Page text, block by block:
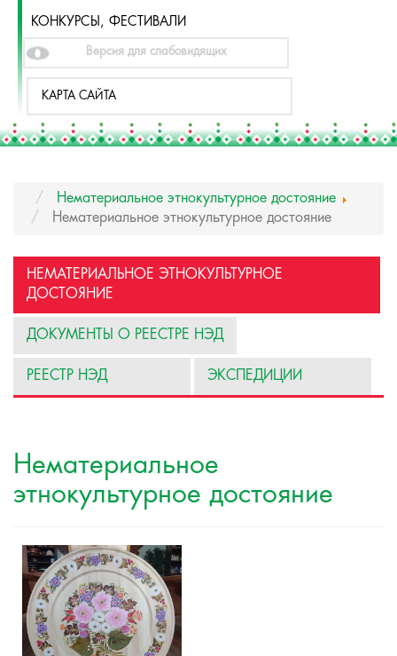
КОНКУРСЫ, ФЕСТИВАЛИ
Версия для слабовидящих
КАРТА САЙТА
Нематериальное этнокультурное достояние
Нематериальное этнокультурное достояние
НЕМАТЕРИАЛЬНОЕ ЭТНОКУЛЬТУРНОЕ
ДОСТОЯНИЕ
ДОКУМЕНТЫ О РЕЕСТРЕ НЭД
РЕЕСТР НЭД ЭКСПЕДИЦИИ
Нематериальное
этнокультурное достояние